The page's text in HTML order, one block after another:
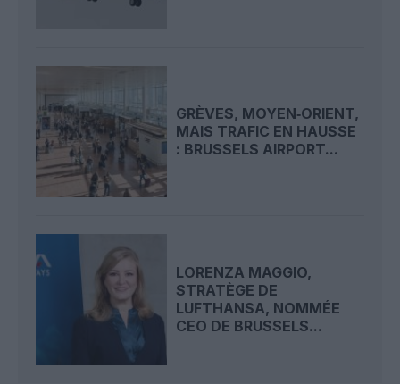
GRÈVES, MOYEN‑ORIENT,
MAIS TRAFIC EN HAUSSE
: BRUSSELS AIRPORT...
LORENZA MAGGIO,
STRATÈGE DE
LUFTHANSA, NOMMÉE
CEO DE BRUSSELS...